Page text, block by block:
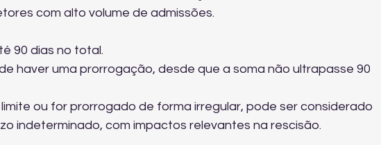
com alto volume de admissões.
90 dias no total.
haver uma prorrogação, desde que a soma não ultrapasse 90
ou for prorrogado de forma irregular, pode ser considerado
indeterminado, com impactos relevantes na rescisão.